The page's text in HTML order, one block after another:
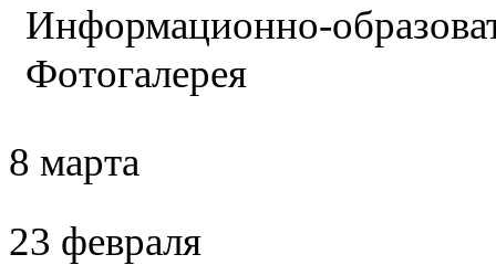
Информационно-
Фотогалерея
8 марта
23 февраля